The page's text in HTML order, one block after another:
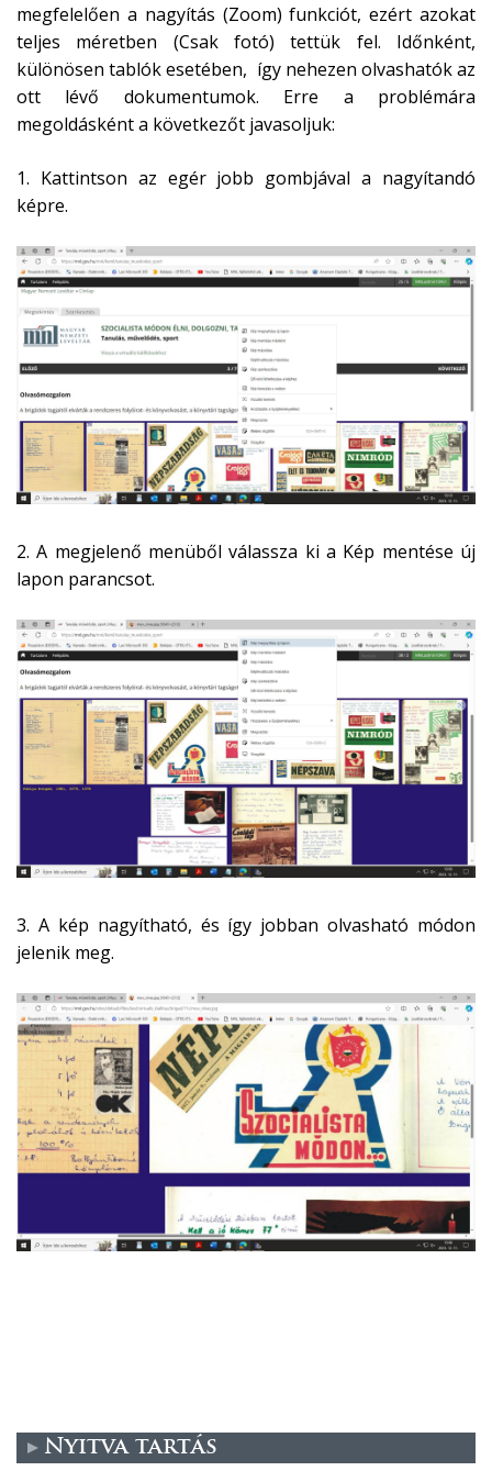
megfelelően a nagyítás (Zoom) funkciót, ezért azokat
teljes méretben (Csak fotó) tettük fel. Időnként,
különösen tablók esetében, így nehezen olvashatók az
ott lévő dokumentumok. Erre a problémára
megoldásként a következőt javasoljuk:
1. Kattintson az egér jobb gombjával a nagyítandó
képre.
2. A megjelenő menüből válassza ki a Kép mentése új
lapon parancsot.
3. A kép nagyítható, és így jobban olvasható módon
jelenik meg.
Nyitva tartás